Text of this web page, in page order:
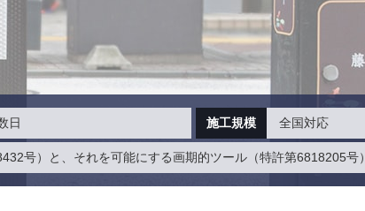
日 施工規模 全国対応
号）と、それを可能にする画期的ツール（特許第6818205号）